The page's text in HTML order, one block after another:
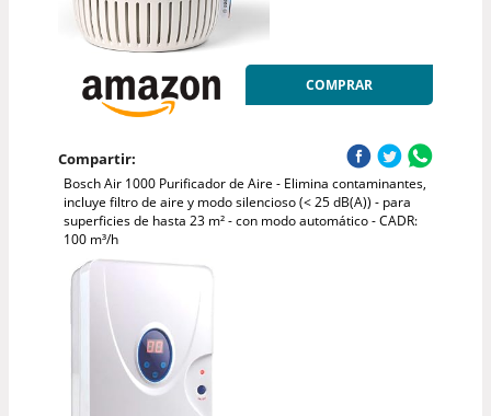
COMPRAR
Compartir:
Bosch Air 1000 Purificador de Aire - Elimina contaminantes,
incluye filtro de aire y modo silencioso (< 25 dB(A)) - para
superficies de hasta 23 m² - con modo automático - CADR:
100 m³/h